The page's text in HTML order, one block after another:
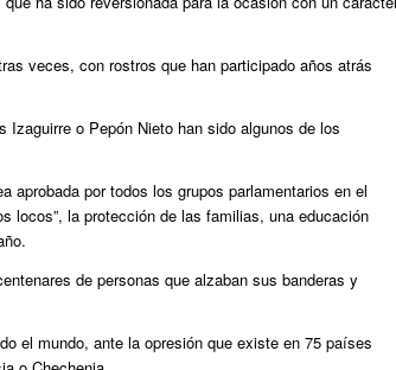
veces, con rostros que han participado años atrás
o Pepón Nieto han sido algunos de los
aprobada por todos los grupos parlamentarios en el
locos”, la protección de las familias, una educación
de personas que alzaban sus banderas y
el mundo, ante la opresión que existe en 75 países